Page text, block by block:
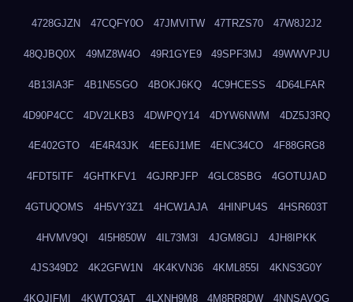
4728GJZN 47CQFY0O 47JMVITW 47TRZS70 47W8J2J2
48QJBQ0X 49MZ8W4O 49R1GYE9 49SPF3MJ 49WWVPJU
4B13IA3F 4B1N5SGO 4BOKJ6KQ 4C9HCESS 4D64LFAR
4D90P4CC 4DV2LKB3 4DWPQY14 4DYW6NWM 4DZ5J3RQ
4E402GTO 4E4R43JK 4EE6J1ME 4ENC34CO 4F88GRG8
4FDT5ITF 4GHTKFV1 4GJRPJFP 4GLC8SBG 4GOTUJAD
4GTUQOMS 4H5VY3Z1 4HCW1AJA 4HINPU4S 4HSR603T
4HVMV9QI 4I5H850W 4IL73M3I 4JGM8GIJ 4JH8IPKK
4JS349D2 4K2GFW1N 4K4KVN36 4KML855I 4KNS3G0Y
4KQJIFMI 4KWTO3AT 4LXNH9M8 4M8RR8DW 4NNSAVOG